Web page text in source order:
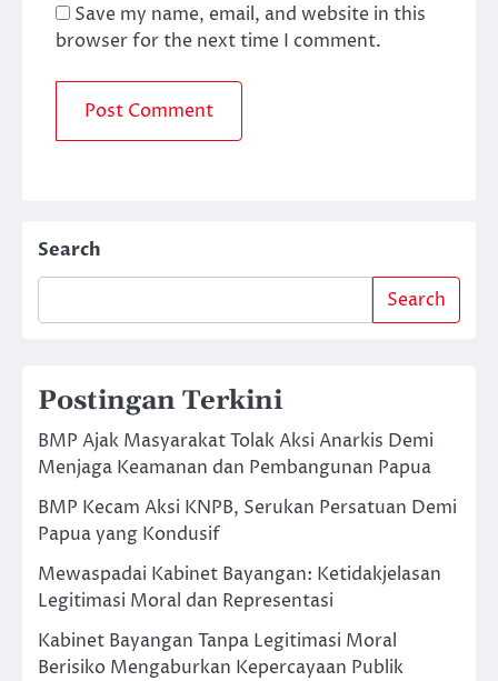
Save my name, email, and website in this
browser for the next time I comment.
Search
Search
Postingan Terkini
BMP Ajak Masyarakat Tolak Aksi Anarkis Demi
Menjaga Keamanan dan Pembangunan Papua
BMP Kecam Aksi KNPB, Serukan Persatuan Demi
Papua yang Kondusif
Mewaspadai Kabinet Bayangan: Ketidakjelasan
Legitimasi Moral dan Representasi
Kabinet Bayangan Tanpa Legitimasi Moral
Berisiko Mengaburkan Kepercayaan Publik